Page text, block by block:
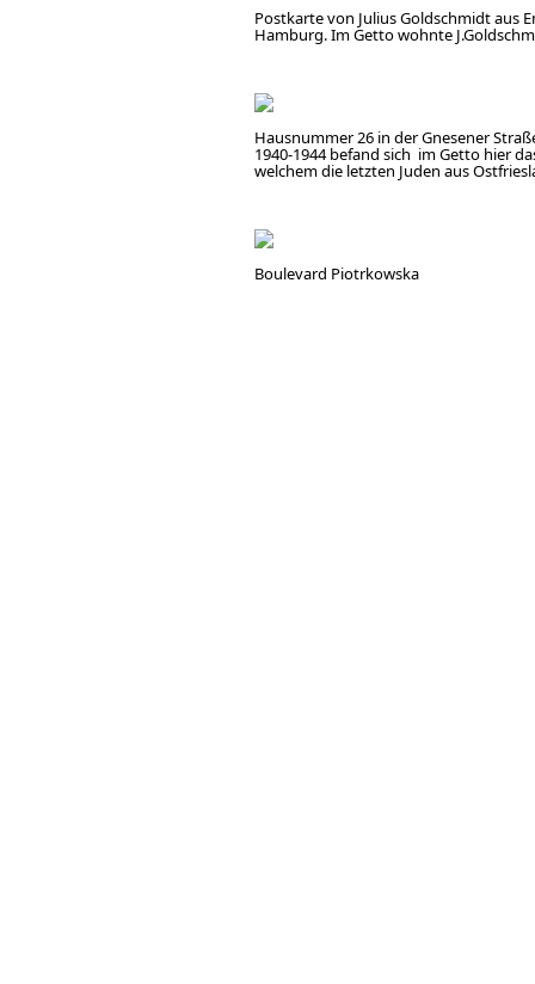
Postkarte von Julius Goldschmidt aus
Hamburg. Im Getto wohnte
Hausnummer 26 in der Gnesener
1940-1944 befand sich im Getto hier
welchem die letzten Juden aus
Boulevard Piotrkowska